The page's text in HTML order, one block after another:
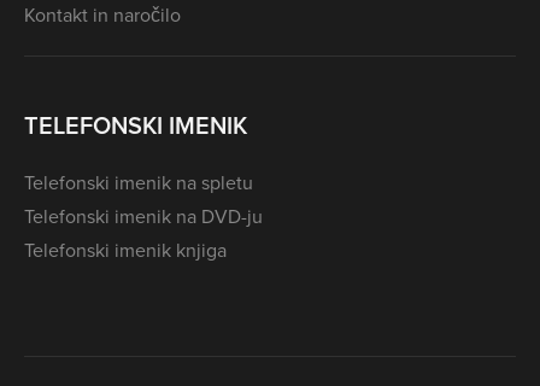
Kontakt in naročilo
TELEFONSKI IMENIK
Telefonski imenik na spletu
Telefonski imenik na DVD-ju
Telefonski imenik knjiga